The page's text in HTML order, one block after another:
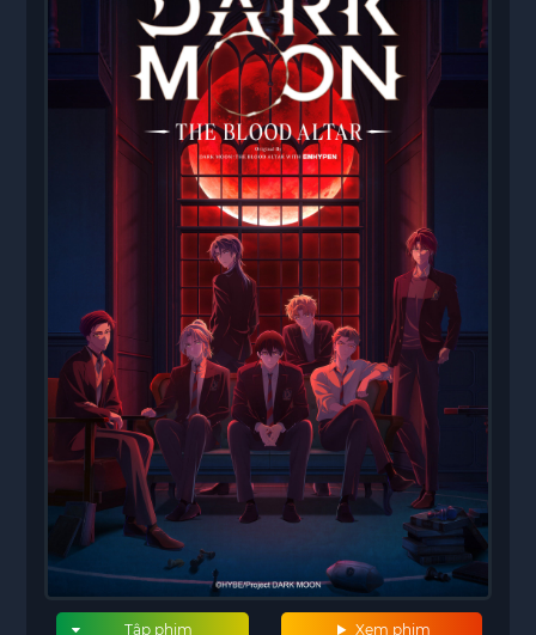
Xem phim
Tập phim